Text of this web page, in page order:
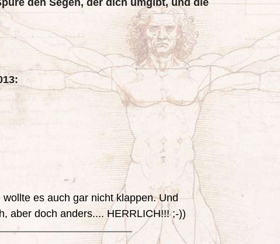
den Segen, der dich umgibt, und die
: